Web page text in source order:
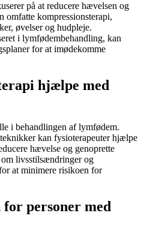
på at reducere hævelsen og
kompressionsterapi,
øvelser og hudpleje.
i lymfødembehandling, kan
for at imødekomme
hjælpe med
i behandlingen aflymfødem.
kan fysioterapeuter hjælpe
hævelse og genoprette
livsstilsændringer og
at minimere risikoen for
personer med